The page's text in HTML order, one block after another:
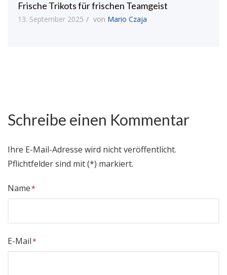
Frische Trikots für frischen Teamgeist
13. September 2025 von Mario Czaja
Schreibe einen Kommentar
Ihre E-Mail-Adresse wird nicht veröffentlicht.
Pflichtfelder sind mit (*) markiert.
Name
E-Mail